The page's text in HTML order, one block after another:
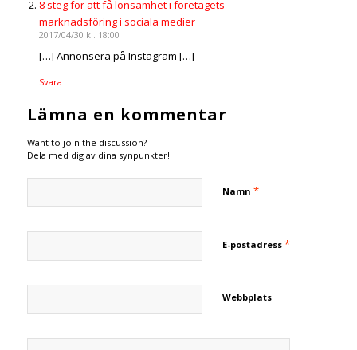
8 steg för att få lönsamhet i företagets
marknadsföring i sociala medier
2017/04/30 kl. 18:00
[…] Annonsera på Instagram […]
Svara
Lämna en kommentar
Want to join the discussion?
Dela med dig av dina synpunkter!
Namn *
E-postadress *
Webbplats